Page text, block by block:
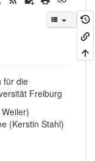
für die
Freiburg
(Kerstin Stahl)